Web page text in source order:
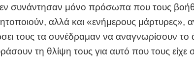
συνάντησαν μόνο πρόσωπα που τους
αλλά και «ενήμερους
τους τα συνέδραμαν να αναγνωρίσουν το
τη θλίψη τους για αυτό που τους είχε